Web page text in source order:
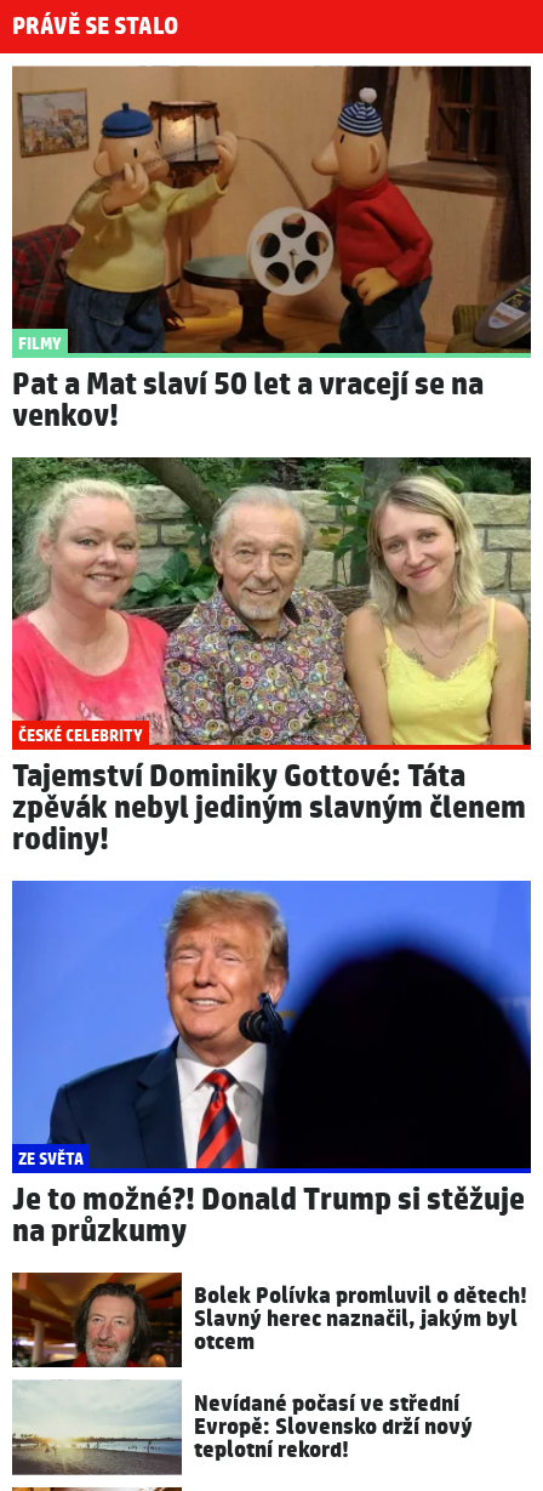
PRÁVĚ SE STALO
FILMY
Pat a Mat slaví 50 let a vracejí se na
venkov!
ČESKÉ CELEBRITY
Tajemství Dominiky Gottové: Táta
zpěvák nebyl jediným slavným členem
rodiny!
ZE SVĚTA
Je to možné?! Donald Trump si stěžuje
na průzkumy
Bolek Polívka promluvil o dětech!
Slavný herec naznačil, jakým byl
otcem
Nevídané počasí ve střední
Evropě: Slovensko drží nový
teplotní rekord!